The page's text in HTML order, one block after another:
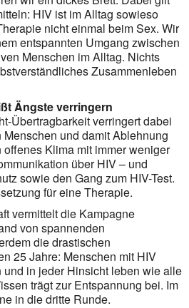
HIV ist im Alltag sowieso
nicht einmal beim Sex. Wir
entspannten Umgang zwischen
Menschen im Alltag. Nichts
Zusammenleben
Ängste verringern
Übertragbarkeit verringert dabei
und damit Ablehnung
Klima mit immer weniger
über HIV – und
sowie den Gang zum HIV-Test.
für eine Therapie.
vermittelt die Kampagne
von spannenden
die drastischen
25 Jahre: Menschen mit HIV
in jeder Hinsicht leben wie alle
trägt zur Entspannung bei. Im
in die dritte Runde.